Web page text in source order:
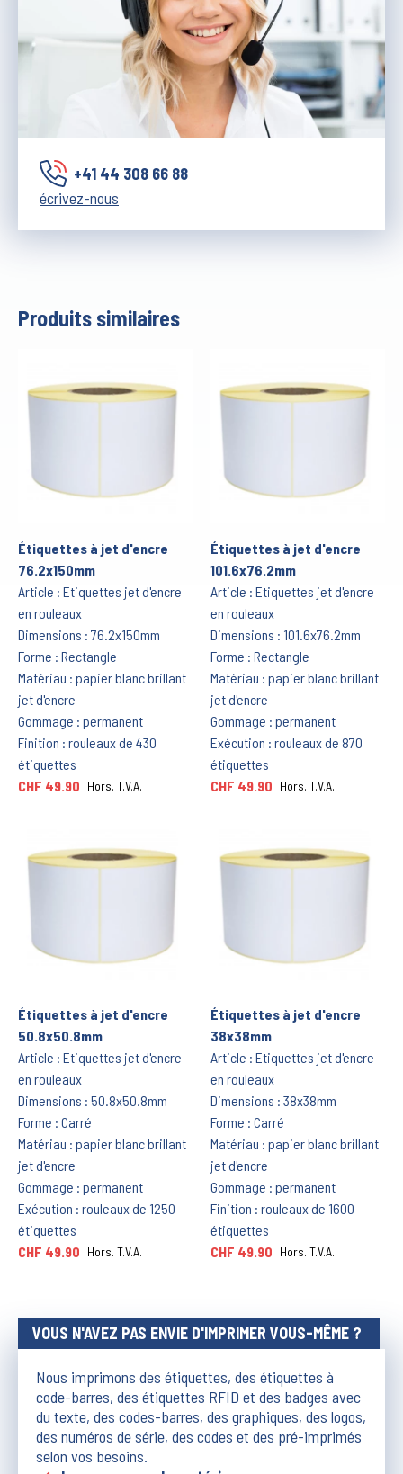
+41 44 308 66 88
écrivez-nous
Produits similaires
Étiquettes à jet d'encre
76.2x150mm
Article : Etiquettes jet d'encre
en rouleaux
Dimensions : 76.2x150mm
Forme : Rectangle
Matériau : papier blanc brillant
jet d'encre
Gommage : permanent
Finition : rouleaux de 430
étiquettes
CHF 49.90 Hors. T.V.A.
Étiquettes à jet d'encre
101.6x76.2mm
Article : Etiquettes jet d'encre
en rouleaux
Dimensions : 101.6x76.2mm
Forme : Rectangle
Matériau : papier blanc brillant
jet d'encre
Gommage : permanent
Exécution : rouleaux de 870
étiquettes
CHF 49.90 Hors. T.V.A.
Étiquettes à jet d'encre
50.8x50.8mm
Article : Etiquettes jet d'encre
en rouleaux
Dimensions : 50.8x50.8mm
Forme : Carré
Matériau : papier blanc brillant
jet d'encre
Gommage : permanent
Exécution : rouleaux de 1250
étiquettes
CHF 49.90 Hors. T.V.A.
Étiquettes à jet d'encre
38x38mm
Article : Etiquettes jet d'encre
en rouleaux
Dimensions : 38x38mm
Forme : Carré
Matériau : papier blanc brillant
jet d'encre
Gommage : permanent
Finition : rouleaux de 1600
étiquettes
CHF 49.90 Hors. T.V.A.
VOUS N'AVEZ PAS ENVIE D'IMPRIMER VOUS-MÊME ?
Nous imprimons des étiquettes, des étiquettes à
code-barres, des étiquettes RFID et des badges avec
du texte, des codes-barres, des graphiques, des logos,
des numéros de série, des codes et des pré-imprimés
selon vos besoins.